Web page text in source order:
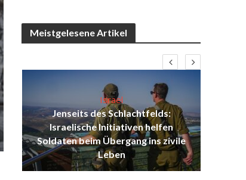
Meistgelesene Artikel
Israel
Jenseits des Schlachtfelds:
Israelische Initiativen helfen
Soldaten beim Übergang ins zivile
Leben